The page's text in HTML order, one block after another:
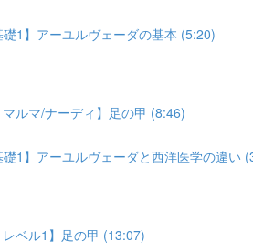
礎1】アーユルヴェーダの基本 (5:20)
マルマ/ナーディ】足の甲 (8:46)
礎1】アーユルヴェーダと西洋医学の違い
レベル1】足の甲 (13:07)